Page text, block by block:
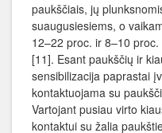
paukščiais, jų
suaugusiesiems, o
12–22 proc. ir 8–10
[11]. Esant paukščių ir
sensibilizacija paprastai
kontaktuojama su
Vartojant pusiau virto
kontaktui su žalia